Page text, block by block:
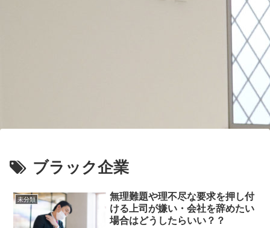
ブラック企業
未分類
無理難題や理不尽な要求を押し付
ける上司が嫌い・会社を辞めたい
場合はどうしたらいい？？